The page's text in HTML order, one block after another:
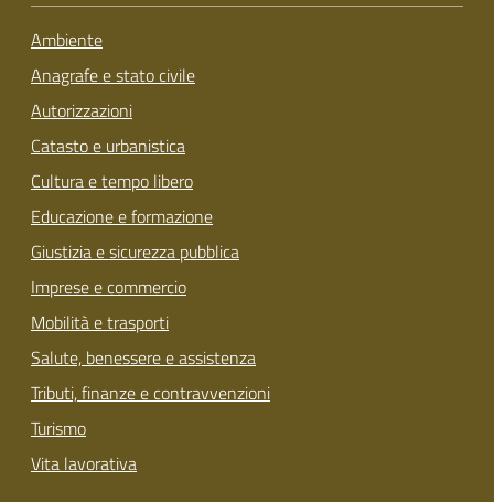
Ambiente
Anagrafe e stato civile
Autorizzazioni
Catasto e urbanistica
Cultura e tempo libero
Educazione e formazione
Giustizia e sicurezza pubblica
Imprese e commercio
Mobilità e trasporti
Salute, benessere e assistenza
Tributi, finanze e contravvenzioni
Turismo
Vita lavorativa